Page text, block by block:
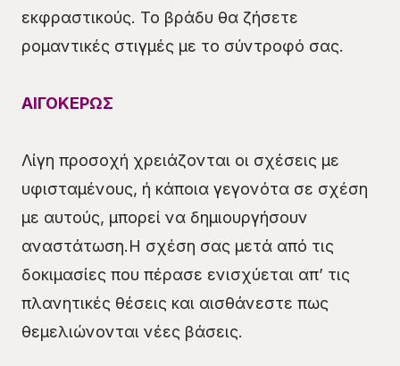
εκφραστικούς. Το βράδυ θα ζήσετε
ρομαντικές στιγμές με το σύντροφό σας.
ΑΙΓΟΚΕΡΩΣ
Λίγη προσοχή χρειάζονται οι σχέσεις με
υφισταμένους, ή κάποια γεγονότα σε σχέση
με αυτούς, μπορεί να δημιουργήσουν
αναστάτωση.Η σχέση σας μετά από τις
δοκιμασίες που πέρασε ενισχύεται απ’ τις
πλανητικές θέσεις και αισθάνεστε πως
θεμελιώνονται νέες βάσεις.